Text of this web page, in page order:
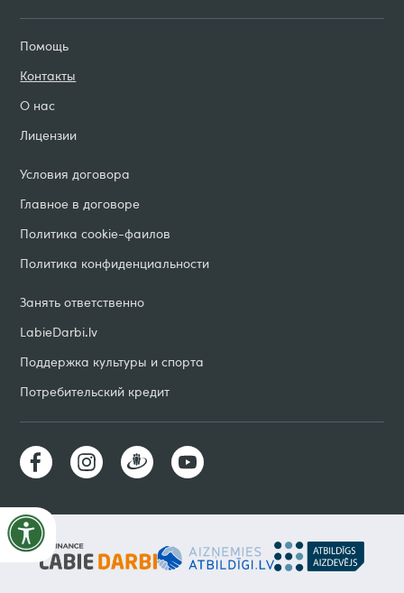
Помощь
Контакты
О нас
Лицензии
Занять ответственно
LabieDarbi.lv
Поддержка культуры и спорта
Потребительский кредит
Условия договорa
Главное в договоре
Политика cookie-фаилов
Политика конфиденциальности